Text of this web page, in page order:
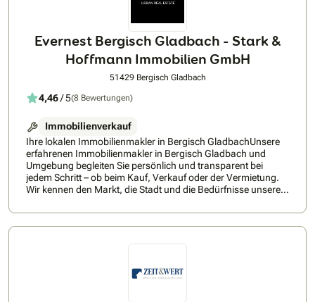
Evernest Bergisch Gladbach - Stark &
Hoffmann Immobilien GmbH
51429 Bergisch Gladbach
4,46/ 5(8 Bewertungen)
Immobilienverkauf
Ihre lokalen Immobilienmakler in Bergisch GladbachUnsere
erfahrenen Immobilienmakler in Bergisch Gladbach und
Umgebung begleiten Sie persönlich und transparent bei
jedem Schritt – ob beim Kauf, Verkauf oder der Vermietung.
Wir kennen den Markt, die Stadt und die Bedürfnisse unserer
Prozesse bieten wir Ihnen eine effiziente, reibungslose
Immobilienvermittlung – abgestimmt auf Ihre individuellen
verkaufen &amp; mieten in Bergisch Gladbach und
– wir unterstützen Sie bei allen Anliegen rund um die